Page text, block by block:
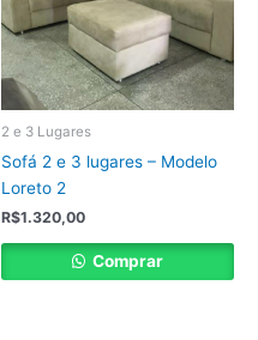
2 e 3 Lugares
Sofá 2 e 3 lugares – Modelo
Loreto 2
R$1.320,00
Comprar